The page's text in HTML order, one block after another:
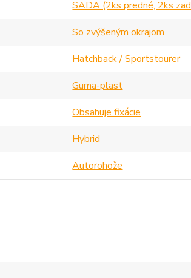
SADA (2ks predné, 2ks
So zvýšeným okrajom
Hatchback / Sportstourer
Guma-plast
Obsahuje fixácie
Hybrid
Autorohože